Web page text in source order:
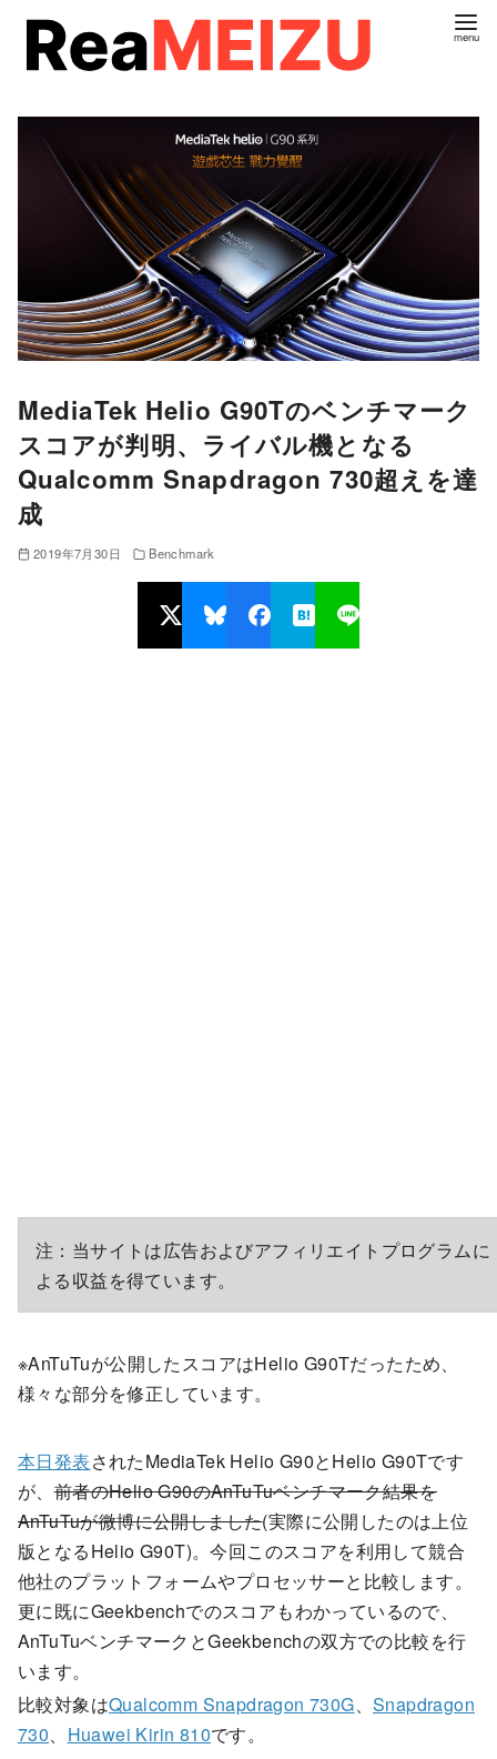
MediaTek Helio G90Tのベンチマーク
スコアが判明、ライバル機となる
Qualcomm Snapdragon 730超えを達
成
2019年7月30日 Benchmark
注：当サイトは広告およびアフィリエイトプログラムに
よる収益を得ています。
※AnTuTuが公開したスコアはHelio G90Tだったため、
様々な部分を修正しています。
本日発表されたMediaTek Helio G90とHelio G90Tです
が、前者のHelio G90のAnTuTuベンチマーク結果を
AnTuTuが微博に公開しました(実際に公開したのは上位
版となるHelio G90T)。今回このスコアを利用して競合
他社のプラットフォームやプロセッサーと比較します。
更に既にGeekbenchでのスコアもわかっているので、
AnTuTuベンチマークとGeekbenchの双方での比較を行
います。
比較対象はQualcomm Snapdragon 730G、Snapdragon
730、 Huawei Kirin 810です。